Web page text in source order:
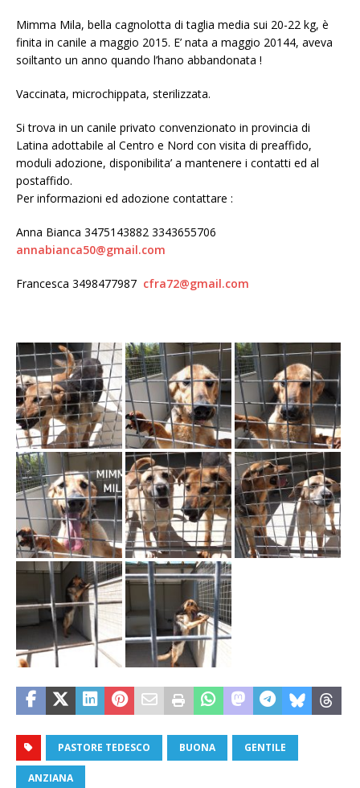
Mimma Mila, bella cagnolotta di taglia media sui 20-22 kg, è
finita in canile a maggio 2015. E’ nata a maggio 20144, aveva
soiltanto un anno quando l’hano abbandonata !
Vaccinata, microchippata, sterilizzata.
Si trova in un canile privato convenzionato in provincia di
Latina adottabile al Centro e Nord con visita di preaffido,
moduli adozione, disponibilita’ a mantenere i contatti ed al
postaffido.
Per informazioni ed adozione contattare :
Anna Bianca 3475143882 3343655706
annabianca50@gmail.com
Francesca 3498477987 cfra72@gmail.com
PASTORE TEDESCO BUONA GENTILE
ANZIANA